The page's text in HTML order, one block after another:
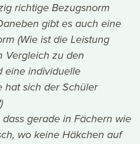
richtige Bezugsnorm
gibt es auch eine
(Wie ist die Leistung
Vergleich zu den
eine individuelle
hat sich der Schüler
gerade in Fächern wie
wo keine Häkchen auf